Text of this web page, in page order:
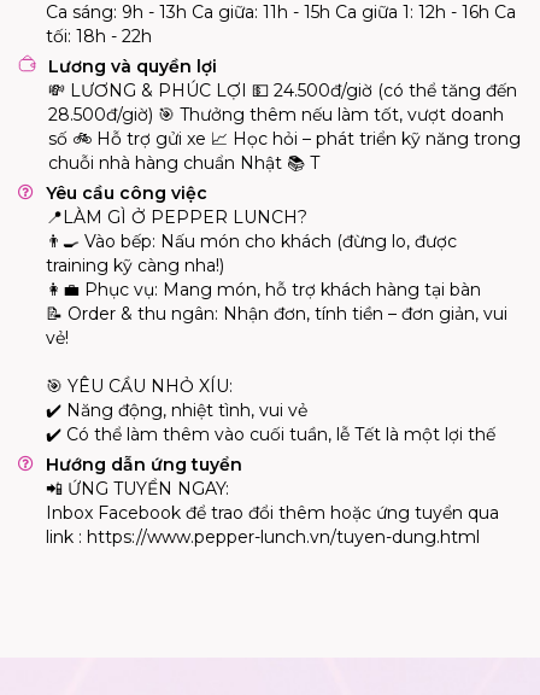
Ca sáng: 9h - 13h Ca giữa: 11h - 15h Ca giữa 1: 12h - 16h Ca
tối: 18h - 22h
Lương và quyền lợi
💸 LƯƠNG & PHÚC LỢI 💵 24.500đ/giờ (có thể tăng đến
28.500đ/giờ) 🎯 Thưởng thêm nếu làm tốt, vượt doanh
số 🚲 Hỗ trợ gửi xe 📈 Học hỏi – phát triển kỹ năng trong
chuỗi nhà hàng chuẩn Nhật 📚 T
Yêu cầu công việc
📍LÀM GÌ Ở PEPPER LUNCH?
👨‍🍳 Vào bếp: Nấu món cho khách (đừng lo, được
training kỹ càng nha!)
👩‍💼 Phục vụ: Mang món, hỗ trợ khách hàng tại bàn
📝 Order & thu ngân: Nhận đơn, tính tiền – đơn giản, vui
vẻ!
🎯 YÊU CẦU NHỎ XÍU:
✔️ Năng động, nhiệt tình, vui vẻ
✔️ Có thể làm thêm vào cuối tuần, lễ Tết là một lợi thế
Hướng dẫn ứng tuyển
📲 ỨNG TUYỂN NGAY:
Inbox Facebook để trao đổi thêm hoặc ứng tuyển qua
link : https://www.pepper-lunch.vn/tuyen-dung.html